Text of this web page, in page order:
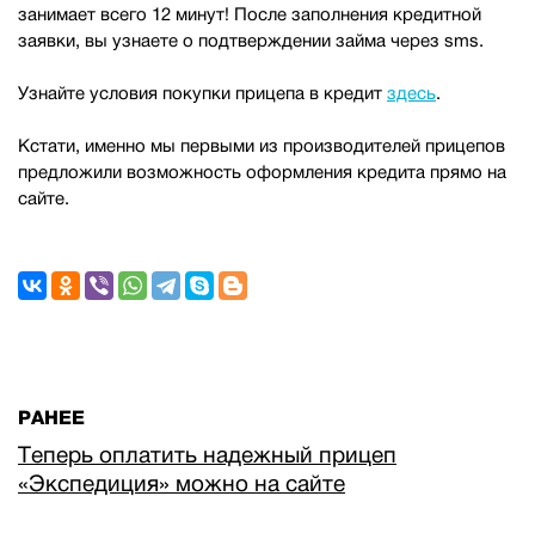
занимает всего 12 минут! После заполнения кредитной
заявки, вы узнаете о подтверждении займа через sms.
Узнайте условия покупки прицепа в кредит здесь.
Кстати, именно мы первыми из производителей прицепов
предложили возможность оформления кредита прямо на
сайте.
РАНЕЕ
Теперь оплатить надежный прицеп
«Экспедиция» можно на сайте